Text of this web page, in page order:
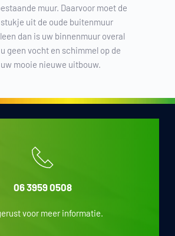
muur. Daarvoor moet de
uit de oude buitenmuur
dan is uw binnenmuur overal
geen vocht en schimmel op de
mooie nieuwe uitbouw.
06 3959 0508
voor meer informatie.